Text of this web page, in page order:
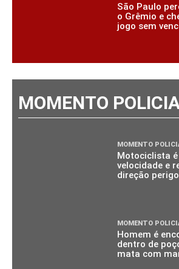
São Paulo
o Grêmio e
jogo sem
MOMENTO
MOMENTO
Motociclista
velocidade e
direção
MOMENTO
Homem é
dentro de
mata com